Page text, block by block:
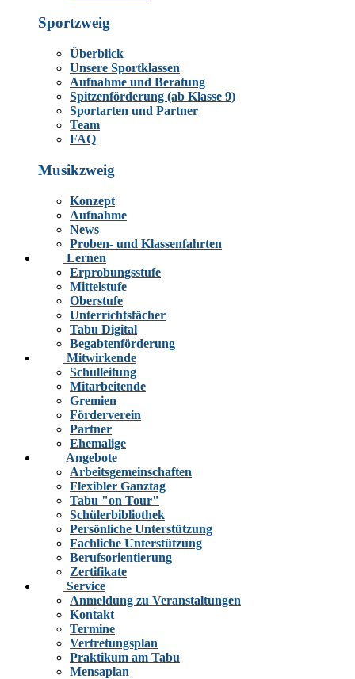
Sportzweig
Überblick
Unsere Sportklassen
Aufnahme und Beratung
Spitzenförderung (ab Klasse 9)
Sportarten und Partner
Team
FAQ
Musikzweig
Konzept
Aufnahme
News
Proben- und Klassenfahrten
Lernen
Erprobungsstufe
Mittelstufe
Oberstufe
Unterrichtsfächer
Tabu Digital
Begabtenförderung
Mitwirkende
Schulleitung
Mitarbeitende
Gremien
Förderverein
Partner
Ehemalige
Angebote
Arbeitsgemeinschaften
Flexibler Ganztag
Tabu "on Tour"
Schülerbibliothek
Persönliche Unterstützung
Fachliche Unterstützung
Berufsorientierung
Zertifikate
Service
Anmeldung zu Veranstaltungen
Kontakt
Termine
Vertretungsplan
Praktikum am Tabu
Mensaplan